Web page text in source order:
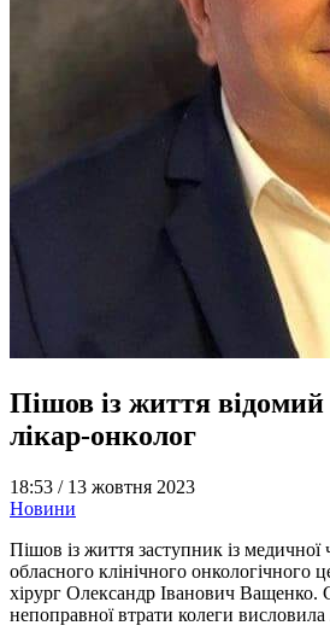
Пішов із життя
лікар-онколог
18:53 / 13 жовтня 2023
Новини
Пішов із життя заступник із
обласного клінічного онкологічного
хірург Олександр Іванович Ващенко.
непоправної втрати колеги висловила